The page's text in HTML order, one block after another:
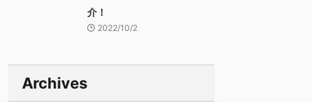
介！
2022/10/2
Archives